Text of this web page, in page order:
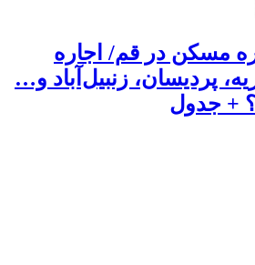
مسکن در قم/ اجاره
پردیسان، زنبیل‌آباد و…
+ جدول